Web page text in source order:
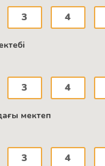
3 4
3 4
мектеп
3 4